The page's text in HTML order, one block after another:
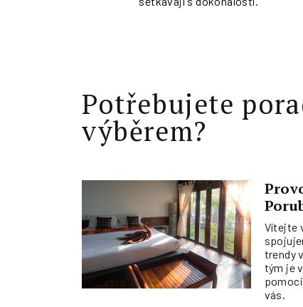
Potřebujete
výběrem?
Vítejte
trendy
tým je
vás.